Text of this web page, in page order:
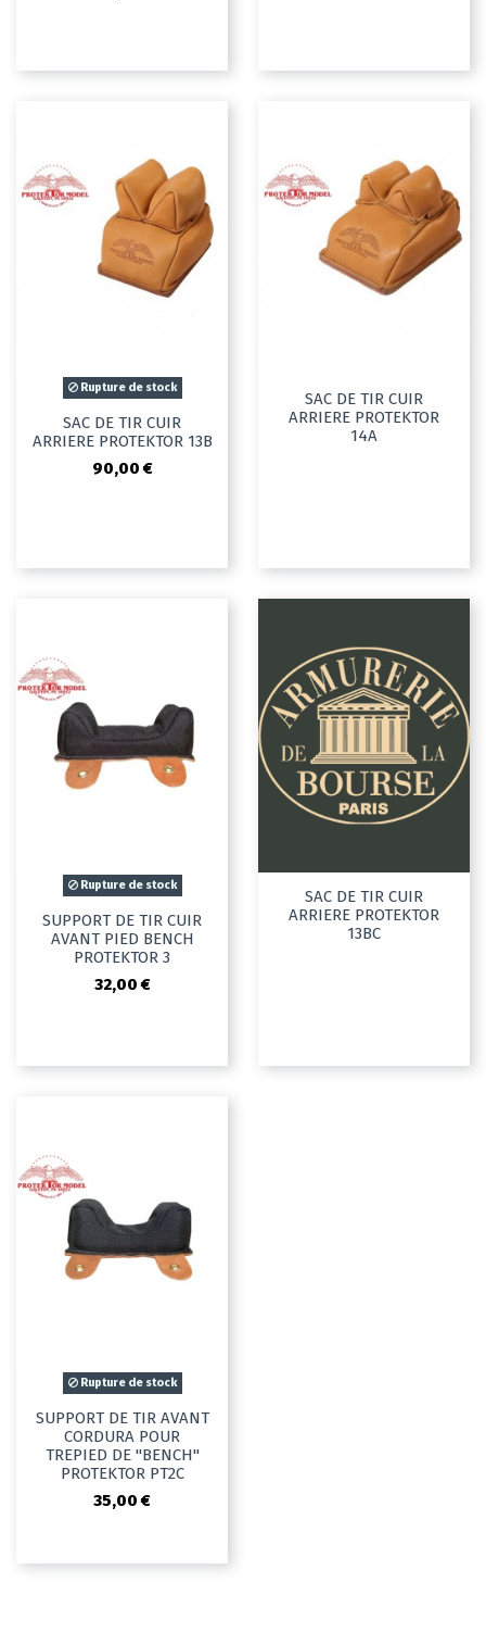
Rupture de stock
SAC DE TIR CUIR
ARRIERE PROTEKTOR 13B
90,00 €
SAC DE TIR CUIR
ARRIERE PROTEKTOR
14A
Rupture de stock
SUPPORT DE TIR CUIR
AVANT PIED BENCH
PROTEKTOR 3
32,00 €
SAC DE TIR CUIR
ARRIERE PROTEKTOR
13BC
Rupture de stock
SUPPORT DE TIR AVANT
CORDURA POUR
TREPIED DE "BENCH"
PROTEKTOR PT2C
35,00 €